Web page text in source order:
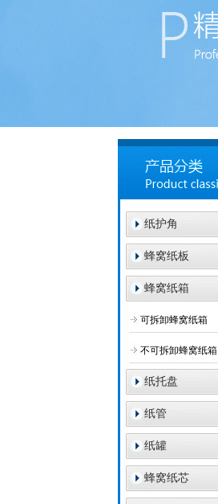
纸护角
蜂窝纸板
蜂窝纸箱
可拆卸蜂窝纸箱
不可拆卸蜂窝纸箱
纸托盘
纸管
纸罐
蜂窝纸芯